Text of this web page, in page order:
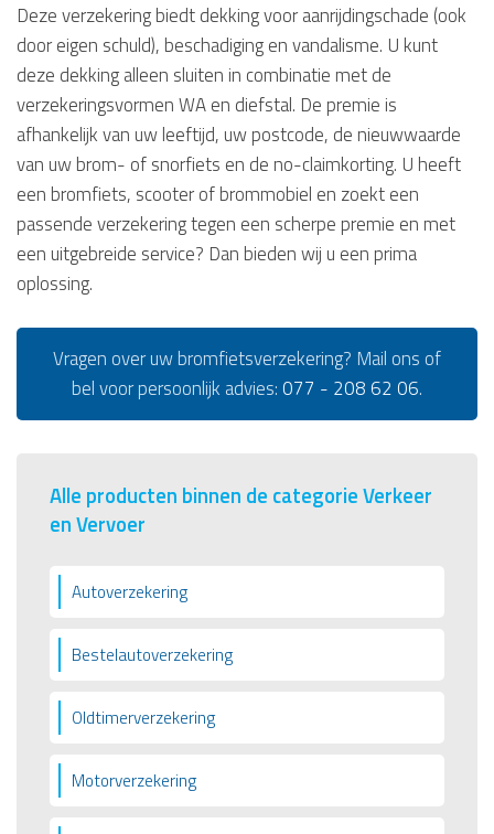
Deze verzekering biedt dekking voor aanrijdingschade (ook
door eigen schuld), beschadiging en vandalisme. U kunt
deze dekking alleen sluiten in combinatie met de
verzekeringsvormen WA en diefstal. De premie is
afhankelijk van uw leeftijd, uw postcode, de nieuwwaarde
van uw brom- of snorfiets en de no-claimkorting. U heeft
een bromfiets, scooter of brommobiel en zoekt een
passende verzekering tegen een scherpe premie en met
een uitgebreide service? Dan bieden wij u een prima
oplossing.
Vragen over uw bromfietsverzekering? Mail ons of
bel voor persoonlijk advies: 077 - 208 62 06.
Alle producten binnen de categorie Verkeer
en Vervoer
Autoverzekering
Bestelautoverzekering
Oldtimerverzekering
Motorverzekering